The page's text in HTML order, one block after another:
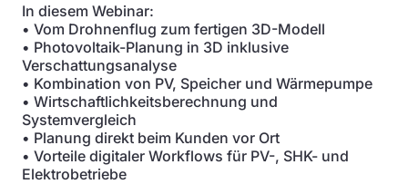
In diesem Webinar:
• Vom Drohnenflug zum fertigen 3D-Modell
• Photovoltaik-Planung in 3D inklusive
Verschattungsanalyse
• Kombination von PV, Speicher und Wärmepumpe
• Wirtschaftlichkeitsberechnung und
Systemvergleich
• Planung direkt beim Kunden vor Ort
• Vorteile digitaler Workflows für PV-, SHK- und
Elektrobetriebe